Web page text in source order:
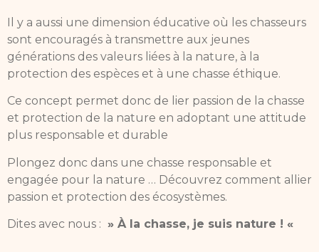
Il y a aussi une dimension éducative où les chasseurs
sont encouragés à transmettre aux jeunes
générations des valeurs liées à la nature, à la
protection des espèces et à une chasse éthique.
Ce concept permet donc de lier passion de la chasse
et protection de la nature en adoptant une attitude
plus responsable et durable
Plongez donc dans une chasse responsable et
engagée pour la nature … Découvrez comment allier
passion et protection des écosystèmes.
Dites avec nous : » À la chasse, je suis nature ! «